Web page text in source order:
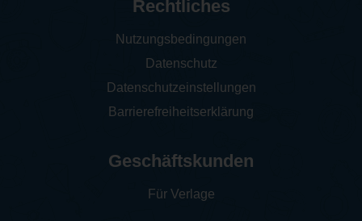
Rechtliches
Nutzungsbedingungen
Datenschutz
Datenschutzeinstellungen
Barrierefreiheitserklärung
Geschäftskunden
Für Verlage